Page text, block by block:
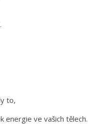
to,
energie ve vašich tělech.